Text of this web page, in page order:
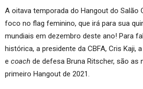
A oitava temporada do Hangout do Salão
foco no flag feminino, que irá para sua
mundiais em dezembro deste ano! Para
histórica, a presidente da CBFA, Cris Kaji,
e coach de defesa Bruna Ritscher, são as
primeiro Hangout de 2021.